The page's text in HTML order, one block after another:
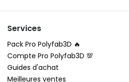
Services
Pack Pro Polyfab3D 🔥
Compte Pro Polyfab3D 💯
Guides d'achat
Meilleures ventes